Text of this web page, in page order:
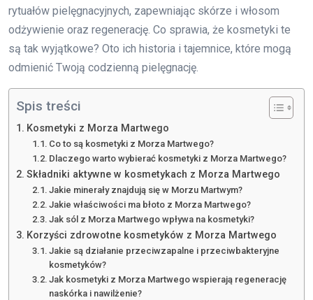
rytuałów pielęgnacyjnych, zapewniając skórze i włosom
odżywienie oraz regenerację. Co sprawia, że kosmetyki te
są tak wyjątkowe? Oto ich historia i tajemnice, które mogą
odmienić Twoją codzienną pielęgnację.
Spis treści
Kosmetyki z Morza Martwego
Co to są kosmetyki z Morza Martwego?
Dlaczego warto wybierać kosmetyki z Morza Martwego?
Składniki aktywne w kosmetykach z Morza Martwego
Jakie minerały znajdują się w Morzu Martwym?
Jakie właściwości ma błoto z Morza Martwego?
Jak sól z Morza Martwego wpływa na kosmetyki?
Korzyści zdrowotne kosmetyków z Morza Martwego
Jakie są działanie przeciwzapalne i przeciwbakteryjne
kosmetyków?
Jak kosmetyki z Morza Martwego wspierają regenerację
naskórka i nawilżenie?